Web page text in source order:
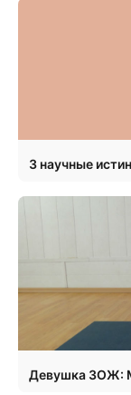
3 научные
Девушка ЗОЖ: